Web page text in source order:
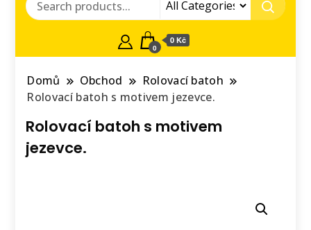
0
0 Kč
Domů Obchod
Rolovací batoh
Rolovací batoh s motivem jezevce.
Rolovací batoh s motivem
jezevce.